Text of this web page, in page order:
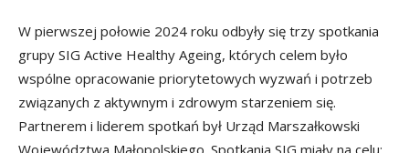
W pierwszej połowie 2024 roku odbyły się trzy spotkania
grupy SIG Active Healthy Ageing, których celem było
wspólne opracowanie priorytetowych wyzwań i potrzeb
związanych z aktywnym i zdrowym starzeniem się.
Partnerem i liderem spotkań był Urząd Marszałkowski